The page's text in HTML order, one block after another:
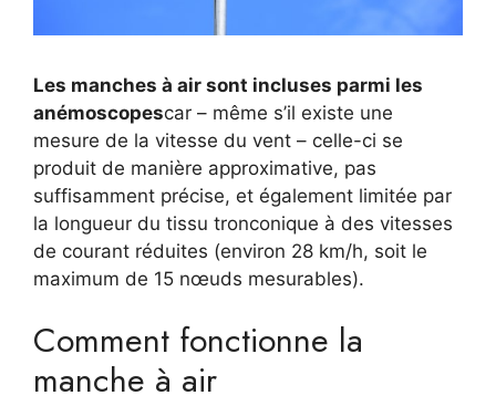
Les manches à air sont incluses parmi les
anémoscopescar – même s’il existe une
mesure de la vitesse du vent – celle-ci se
produit de manière approximative, pas
suffisamment précise, et également limitée par
la longueur du tissu tronconique à des vitesses
de courant réduites (environ 28 km/h, soit le
maximum de 15 nœuds mesurables).
Comment fonctionne la
manche à air